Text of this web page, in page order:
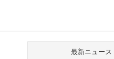
最新ニュース